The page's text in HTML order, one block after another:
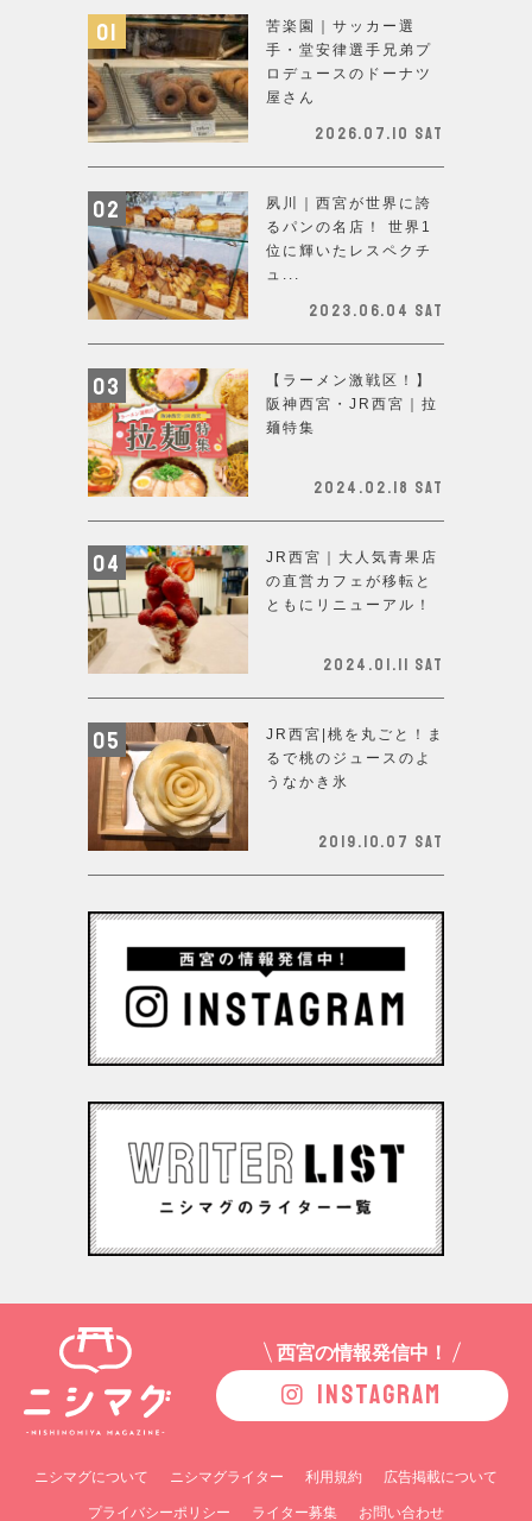
苦楽園｜サッカー選
手・堂安律選手兄弟プ
ロデュースのドーナツ
屋さん
2026.07.10 Sat
夙川｜西宮が世界に誇
るパンの名店！ 世界1
位に輝いたレスペクチ
ュ...
2023.06.04 Sat
【ラーメン激戦区！】
阪神西宮・JR西宮｜拉
麺特集
2024.02.18 Sat
JR西宮｜大人気青果店
の直営カフェが移転と
ともにリニューアル！
2024.01.11 Sat
JR西宮|桃を丸ごと！ま
るで桃のジュースのよ
うなかき氷
2019.10.07 Sat
西宮の情報発信中！
INSTAGRAM
ニシマグについて ニシマグライター 利用規約 広告掲載について
プライバシーポリシー ライター募集 お問い合わせ